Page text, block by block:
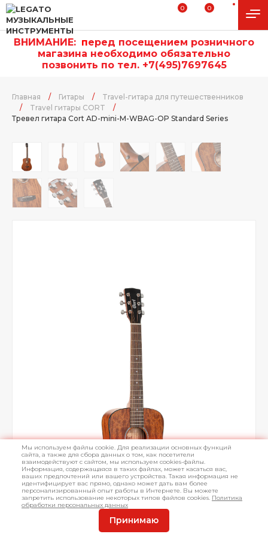
0 0
ВНИМАНИЕ: перед посещением розничного
магазина необходимо обязательно
позвонить по тел. +7(495)7697645
Главная / Гитары /
Travel-гитара для путешественников
/
Travel гитары CORT
/
Тревел гитара Cort AD-mini-M-WBAG-OP Standard Series
Мы используем файлы cookie. Для реализации основных функций
сайта, а также для сбора данных о том, как посетители
взаимодействуют с сайтом, мы используем cookies-файлы.
Информация, содержащаяся в таких файлах, может касаться вас,
ваших предпочтений или вашего устройства. Такая информация не
идентифицирует вас прямо, однако может дать вам более
персонализированный опыт работы в Интернете. Вы можете
запретить использование некоторых типов файлов cookies. Политика
обработки персональных данных
Принимаю